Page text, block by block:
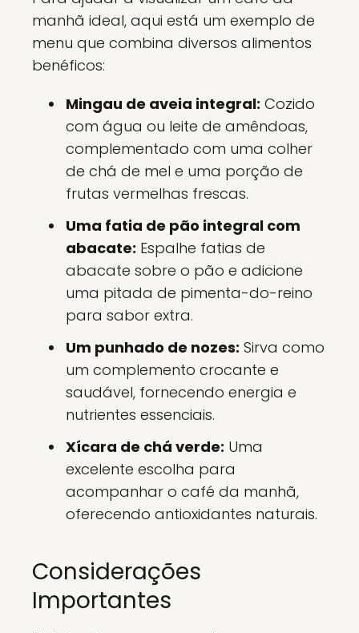
manhã ideal, aqui está um exemplo de
menu que combina diversos alimentos
benéficos:
Mingau de aveia integral: Cozido
com água ou leite de amêndoas,
complementado com uma colher
de chá de mel e uma porção de
frutas vermelhas frescas.
Uma fatia de pão integral com
abacate: Espalhe fatias de
abacate sobre o pão e adicione
uma pitada de pimenta-do-reino
para sabor extra.
Um punhado de nozes: Sirva como
um complemento crocante e
saudável, fornecendo energia e
nutrientes essenciais.
Xícara de chá verde: Uma
excelente escolha para
acompanhar o café da manhã,
oferecendo antioxidantes naturais.
Considerações
Importantes